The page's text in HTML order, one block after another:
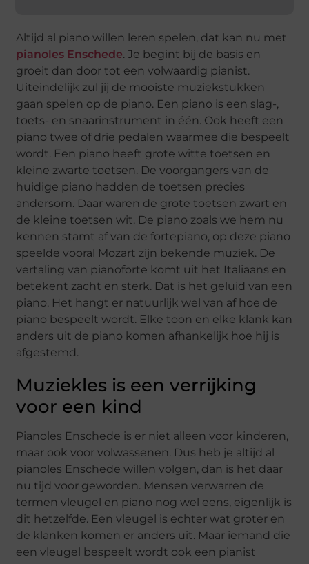
Altijd al piano willen leren spelen, dat kan nu met
pianoles Enschede. Je begint bij de basis en
groeit dan door tot een volwaardig pianist.
Uiteindelijk zul jij de mooiste muziekstukken
gaan spelen op de piano. Een piano is een slag-,
toets- en snaarinstrument in één. Ook heeft een
piano twee of drie pedalen waarmee die bespeelt
wordt. Een piano heeft grote witte toetsen en
kleine zwarte toetsen. De voorgangers van de
huidige piano hadden de toetsen precies
andersom. Daar waren de grote toetsen zwart en
de kleine toetsen wit. De piano zoals we hem nu
kennen stamt af van de fortepiano, op deze piano
speelde vooral Mozart zijn bekende muziek. De
vertaling van pianoforte komt uit het Italiaans en
betekent zacht en sterk. Dat is het geluid van een
piano. Het hangt er natuurlijk wel van af hoe de
piano bespeelt wordt. Elke toon en elke klank kan
anders uit de piano komen afhankelijk hoe hij is
afgestemd.
Muziekles is een verrijking
voor een kind
Pianoles Enschede is er niet alleen voor kinderen,
maar ook voor volwassenen. Dus heb je altijd al
pianoles Enschede willen volgen, dan is het daar
nu tijd voor geworden. Mensen verwarren de
termen vleugel en piano nog wel eens, eigenlijk is
dit hetzelfde. Een vleugel is echter wat groter en
de klanken komen er anders uit. Maar iemand die
een vleugel bespeelt wordt ook een pianist